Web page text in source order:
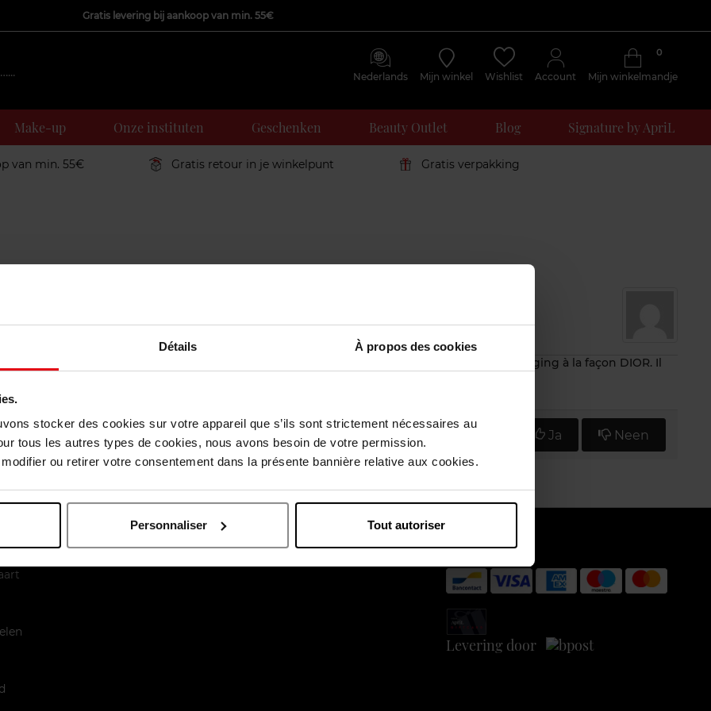
Détails À propos des cookies
stocker des cookies sur votre appareil que s’ils sont strictement nécessaires au
tous les autres types de cookies, nous avons besoin de votre permission.
ou retirer votre consentement dans la présente bannière relative aux cookies.
Personnaliser Tout autoriser
Gratis levering bij aankoop van min. 55€
Nederlands Mijn winkel Wishlist Account Mijn winkelmandje
0
Make-up Onze instituten Geschenken Beauty Outlet Blog Signature by ApriL
van min. 55€ Gratis retour in je winkelpunt Gratis verpakking
carnations !!! Il est léger mais il couvre touts les défauts. Pour un résultat parfait. Joli packaging à la façon DIOR. Il
blush et c est suffisant pour un joli teint toute la journée
Ja Neen
Betaal veilig
Levering door